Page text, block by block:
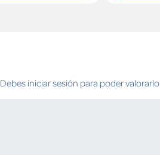
Debes iniciar sesión para poder valorarlo